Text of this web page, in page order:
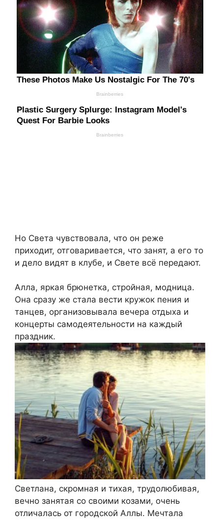
Но Света чувствовала, что он реже
приходит, отговаривается, что занят, а его то
и дело видят в клубе, и Свете всё передают.
Алла, яркая брюнетка, стройная, модница.
Она сразу же стала вести кружок пения и
танцев, организовывала вечера отдыха и
концерты самодеятельности на каждый
праздник.
Светлана, скромная и тихая, трудолюбивая,
вечно занятая со своими козами, очень
отличалась от городской Аллы. Мечтала